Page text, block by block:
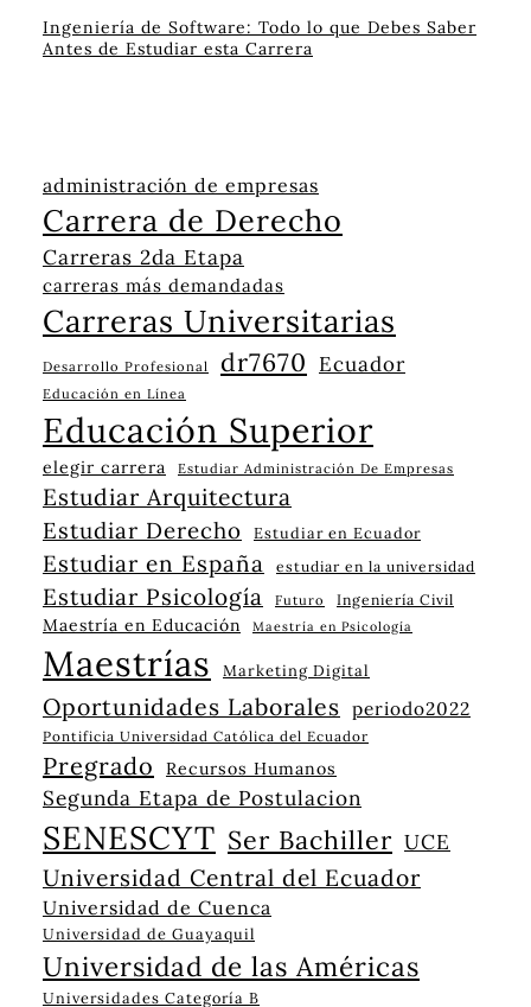
Ingeniería de Software: Todo lo que Debes Saber
Antes de Estudiar esta Carrera
administración de empresas
Carrera de Derecho
Carreras 2da Etapa
carreras más demandadas
Carreras Universitarias
Desarrollo Profesional dr7670 Ecuador
Educación en Línea
Educación Superior
elegir carrera Estudiar Administración De Empresas
Estudiar Arquitectura
Estudiar Derecho
Estudiar en Ecuador
Estudiar en España estudiar en la universidad
Estudiar Psicología Futuro Ingeniería Civil
Maestría en Educación Maestría en Psicología
Maestrías Marketing Digital
Oportunidades Laborales periodo2022
Pontificia Universidad Católica del Ecuador
Pregrado Recursos Humanos
Segunda Etapa de Postulacion
SENESCYT Ser Bachiller UCE
Universidad Central del Ecuador
Universidad de Cuenca
Universidad de Guayaquil
Universidad de las Américas
Universidades Categoría B